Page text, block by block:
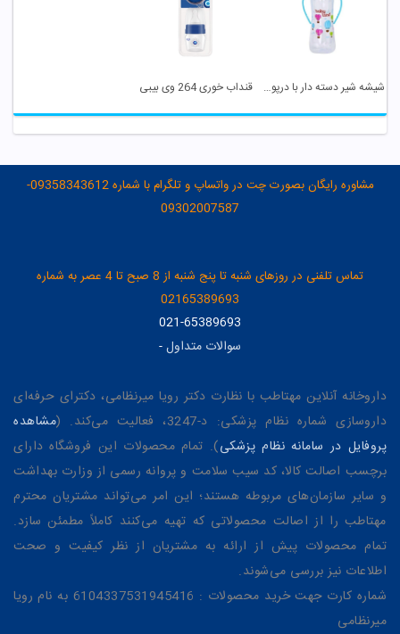
شیشه شیر دسته دار با درپوش عروسکی کد 477 بی بی لند قنداب خوری 264 وی بیبی
مشاوره رایگان بصورت چت در واتساپ و تلگرام با شماره 09358343612-
09302007587
تماس تلفنی در روزهای شنبه تا پنج شنبه از 8 صبح تا 4 عصر به شماره
02165389693
021-65389693
سوالات متداول-
داروخانه آنلاین مهتاطب با نظارت دکتر رویا میرنظامی، دکترای حرفه‌ای
داروسازی شماره نظام پزشکی: د-3247، فعالیت می‌کند. (
مشاهده
پروفایل در سامانه نظام پزشکی). تمام محصولات این فروشگاه دارای
برچسب اصالت کالا، کد سیب سلامت و پروانه رسمی از وزارت بهداشت
و سایر سازمان‌های مربوطه هستند؛ این امر می‌تواند مشتریان محترم
مهتاطب را از اصالت محصولاتی که تهیه می‌کنند کاملاً مطمئن سازد.
تمام محصولات پیش از ارائه به مشتریان از نظر کیفیت و صحت
اطلاعات نیز بررسی می‌شوند.
شماره کارت جهت خرید محصولات : 6104337531945416 به نام رویا
میرنظامی